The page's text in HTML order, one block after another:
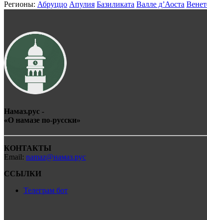
Регионы: Абруццо Апулия Базиликата Валле д’Аоста
Намаз.рус -
«О намазе по-русски»
КОНТАКТЫ
Email: namaz@намаз.рус
ССЫЛКИ
Телеграм бот